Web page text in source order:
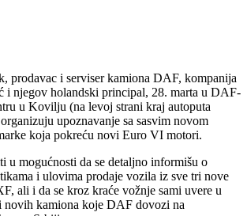
prodavac i serviser kamiona DAF, kompanija
i njegov holandski principal, 28. marta u DAF-
u Kovilju (na levoj strani kraj autoputa
upoznavanje sa sasvim novom
koja pokreću novi Euro VI motori.
u mogućnosti da se detaljno informišu o
i ulovima prodaje vozila iz sve tri nove
ali i da se kroz kraće vožnje sami uvere u
novih kamiona koje DAF dovozi na